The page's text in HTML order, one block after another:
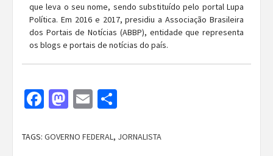
que leva o seu nome, sendo substituído pelo portal Lupa
Política. Em 2016 e 2017, presidiu a Associação Brasileira
dos Portais de Notícias (ABBP), entidade que representa
os blogs e portais de notícias do país.
Facebook
Mastodon
Email
TAGS: GOVERNO FEDERAL, JORNALISTA